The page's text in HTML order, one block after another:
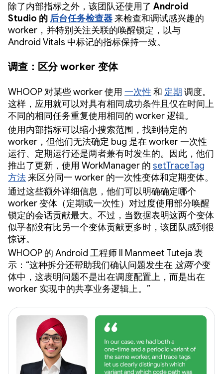
除了内部指标之外，该团队还使用了 Android
Studio 的 后台任务检查器来检查和调试感兴趣的
worker，并特别关注关联的唤醒锁定，以与
Android Vitals 中标记的指标保持一致。
调查：区分 worker 变体
WHOOP 对某些 worker 使用 一次性 和 定期 调度。
这样，应用就可以对具有相同成功条件且仅在时间上
不同的相同任务重复使用相同的 worker 逻辑。
使用内部指标可以缩小搜索范围，找到特定的
worker，但他们无法确定 bug 是在 worker 一次性
运行、定期运行还是两者兼有时发生的。因此，他们
推出了更新，使用 WorkManager 的 setTraceTag
方法来区分同一 worker 的一次性变体和定期变体。
通过这些额外详细信息，他们可以明确确定哪个
worker 变体（定期或一次性）对过度使用部分唤醒
锁定的会话贡献最大。不过，当数据表明这两个变体
似乎都没有比另一个变体贡献更多时，该团队感到很
惊讶。
WHOOP 的 Android 工程师 II Manmeet Tuteja 表
示：“这种拆分还帮助我们确认问题发生在 这两个变
体中，这表明问题不是出在调度配置上，而是出在
worker 实现中的共享业务逻辑上。”